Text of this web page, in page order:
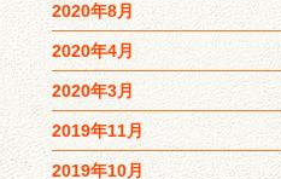
2020年8月
2020年4月
2020年3月
2019年11月
2019年10月